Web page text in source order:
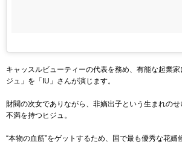
キャッスルビューティーの代表を務め、有能な起業
ジュ」を「IU」さんが演じます。
財閥の次女でありながら、非嫡出子という生まれのせ
不満を持つヒジュ。
“本物の血筋”をゲットするため、国で最も優秀な花